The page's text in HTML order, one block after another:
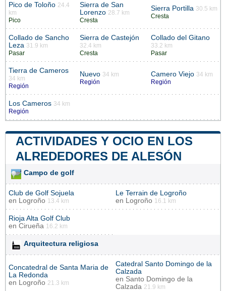
Pico de Toloño 24.4
km
Pico
Sierra de San
Lorenzo 28.7 km
Cresta
Sierra Portilla 30.5 km
Cresta
Collado de Sancho
Leza 31.9 km
Pasar
Sierra de Castejón
32.4 km
Cresta
Collado del Gitano
33.2 km
Pasar
Tierra de Cameros
34 km
Región
Nuevo 34 km
Región
Camero Viejo 34 km
Región
Los Cameros 34 km
Región
ACTIVIDADES Y OCIO EN LOS
ALREDEDORES DE ALESÓN
Campo de golf
Club de Golf Sojuela
en
Logroño 13.4 km
Le Terrain de Logroño
en
Logroño 16.1 km
Rioja Alta Golf Club
en Cirueña 16.2 km
Arquitectura religiosa
Concatedral de Santa Maria de
La Redonda
en
Logroño 21.3 km
Catedral Santo Domingo de la
Calzada
en Santo Domingo de la
Calzada 21.9 km